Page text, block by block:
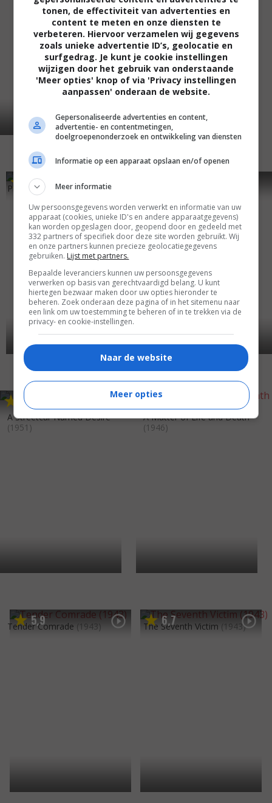
7,7
Planet of the Apes (1968)
8
A Streetcar Named Desire
(1951)
8
A Matter of Life and Death
(1946)
5,9
Tender Comrade (1943) 6,7
The Seventh Victim (1943)
tonen, de effectiviteit van advertenties en
content te meten en onze diensten te
verbeteren. Hiervoor verzamelen wij gegevens
zoals unieke advertentie ID’s, geolocatie en
surfgedrag. Je kunt je cookie instellingen
wijzigen door het gebruik van onderstaande
'Meer opties' knop of via 'Privacy instellingen
aanpassen' onderaan de website.
Gepersonaliseerde advertenties en content,
advertentie- en contentmetingen,
doelgroepenonderzoek en ontwikkeling van diensten
Informatie op een apparaat opslaan en/of openen
Meer informatie
Uw persoonsgegevens worden verwerkt en informatie van uw
apparaat (cookies, unieke ID's en andere apparaatgegevens)
kan worden opgeslagen door, geopend door en gedeeld met
332 partners of specifiek door deze site worden gebruikt. Wij
en onze partners kunnen precieze geolocatiegegevens
gebruiken. Lijst met partners.
Bepaalde leveranciers kunnen uw persoonsgegevens
verwerken op basis van gerechtvaardigd belang. U kunt
hiertegen bezwaar maken door uw opties hieronder te
beheren. Zoek onderaan deze pagina of in het sitemenu naar
een link om uw toestemming te beheren of in te trekken via de
privacy- en cookie-instellingen.
Naar de website
Meer opties